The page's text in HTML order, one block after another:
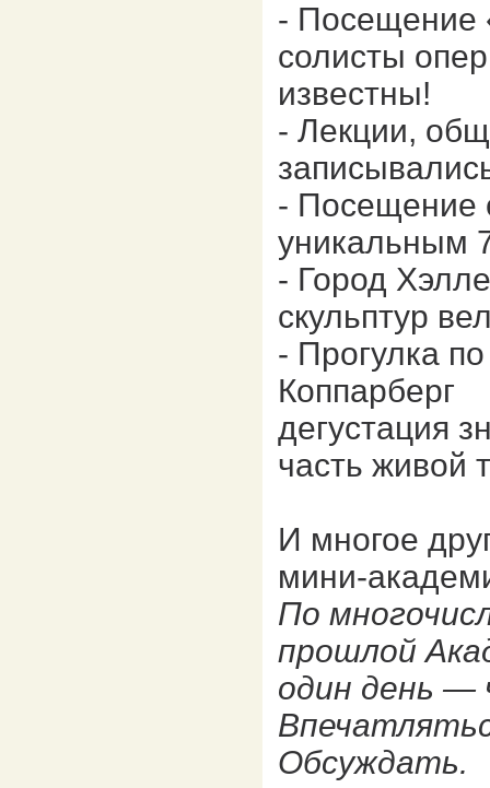
- Посещение
солисты
известны!
- Лекции,
- Посещение
уникальным
- Город
скульптур
- Прогулка
Коппарберг
дегустация
часть живой
И многое
мини-
По
прошлой
один день —
Обсуждать.